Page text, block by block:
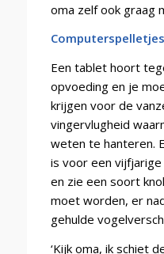
oma zelf ook graag
Computerspelletjes
Een tablet hoort
opvoeding en je
krijgen voor de
vingervlugheid
weten te hanteren.
is voor een vijfjarige
en zie een soort
moet worden, er
gehulde
‘Kijk oma, ik schiet